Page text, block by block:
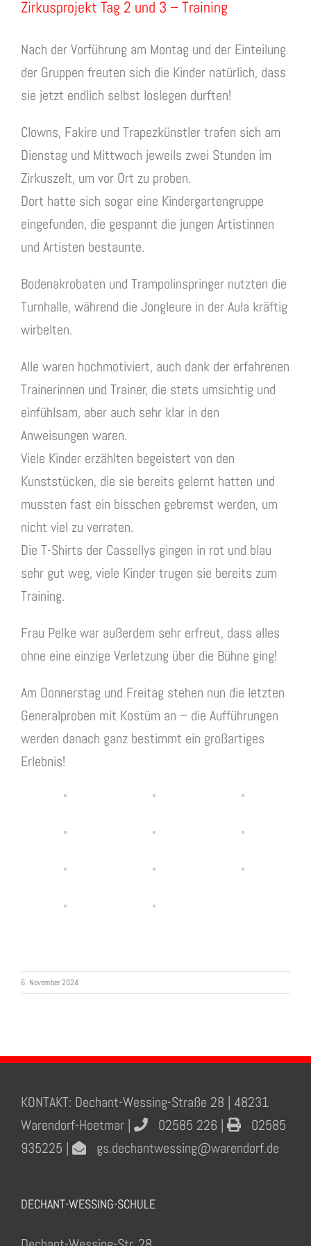
Zirkusprojekt Tag 2 und 3 – Training
Nach der Vorführung am Montag und der Einteilung
der Gruppen freuten sich die Kinder natürlich, dass
sie jetzt endlich selbst loslegen durften!
Clowns, Fakire und Trapezkünstler trafen sich am
Dienstag und Mittwoch jeweils zwei Stunden im
Zirkuszelt, um vor Ort zu proben.
Dort hatte sich sogar eine Kindergartengruppe
eingefunden, die gespannt die jungen Artistinnen
und Artisten bestaunte.
Bodenakrobaten und Trampolinspringer nutzten die
Turnhalle, während die Jongleure in der Aula kräftig
wirbelten.
Alle waren hochmotiviert, auch dank der erfahrenen
Trainerinnen und Trainer, die stets umsichtig und
einfühlsam, aber auch sehr klar in den
Anweisungen waren.
Viele Kinder erzählten begeistert von den
Kunststücken, die sie bereits gelernt hatten und
mussten fast ein bisschen gebremst werden, um
nicht viel zu verraten.
Die T-Shirts der Cassellys gingen in rot und blau
sehr gut weg, viele Kinder trugen sie bereits zum
Training.
Frau Pelke war außerdem sehr erfreut, dass alles
ohne eine einzige Verletzung über die Bühne ging!
Am Donnerstag und Freitag stehen nun die letzten
Generalproben mit Kostüm an – die Aufführungen
werden danach ganz bestimmt ein großartiges
Erlebnis!
6. November 2024
KONTAKT: Dechant-Wessing-Straße 28 | 48231
Warendorf-Hoetmar |
02585 226 |
02585
935225 |
gs.dechantwessing@warendorf.de
DECHANT-WESSING-SCHULE